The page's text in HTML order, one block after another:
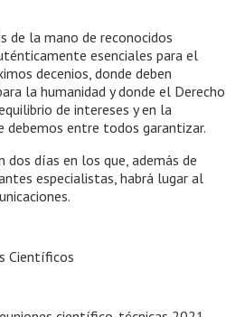
de la mano de reconocidos
esenciales para el
decenios, donde deben
la humanidad y donde el Derecho
de intereses y en la
debemos entre todos garantizar.
dos días en los que, además de
especialistas, habrá lugar al
Científicos